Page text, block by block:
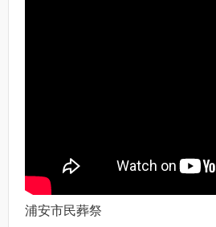
浦安市民葬祭